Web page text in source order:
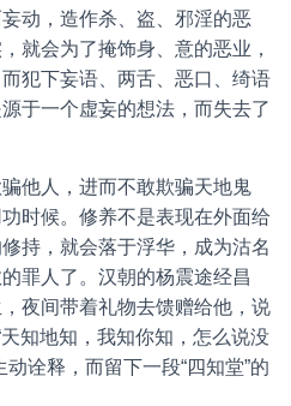
动，造作杀、盗、邪淫的恶
就会为了掩饰身、意的恶业，
犯下妄语、两舌、恶口、绮语
于一个虚妄的想法，而失去了
他人，进而不敢欺骗天地鬼
时候。修养不是表现在外面给
持，就会落于浮华，成为沽名
罪人了。汉朝的杨震途经昌
夜间带着礼物去馈赠给他，说
知地知，我知你知，怎么说没
诠释，而留下一段“四知堂”的